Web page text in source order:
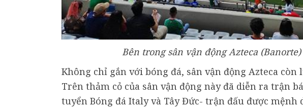
Bên trong sân vận động Azteca
Không chỉ gắn với bóng đá, sân vận động Azteca
Trên thảm cỏ của sân vận động này đã diễn ra trận
tuyển Bóng đá Italy và Tây Đức- trận đấu được mệnh